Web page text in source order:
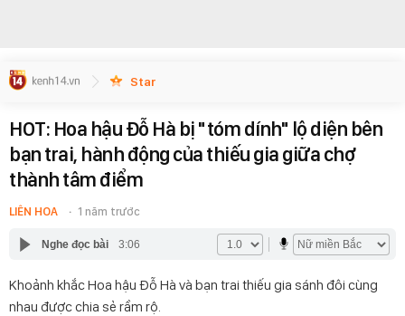
Star
HOT: Hoa hậu Đỗ Hà bị "tóm dính" lộ diện bên
bạn trai, hành động của thiếu gia giữa chợ
thành tâm điểm
LIÊN HOA 1 năm trước
Nghe đọc bài 3:06
Khoảnh khắc Hoa hậu Đỗ Hà và bạn trai thiếu gia sánh đôi cùng
nhau được chia sẻ rầm rộ.